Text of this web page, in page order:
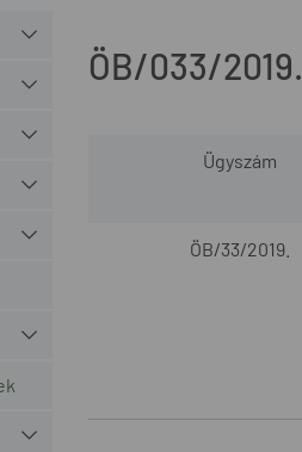
ÖB/033/2019.
Ügyszám
ÖB/33/2019.